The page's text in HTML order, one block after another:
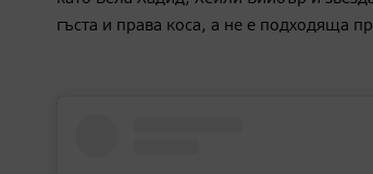
гъста и права коса, а не е подходяща